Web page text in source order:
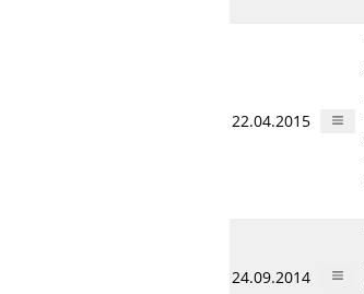
22.04.2015
24.09.2014